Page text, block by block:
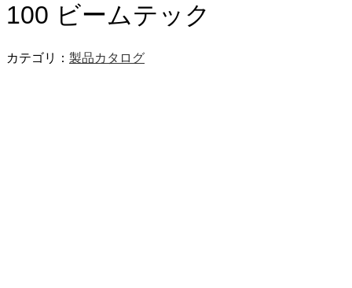
100 ビームテック
カテゴリ： 製品カタログ